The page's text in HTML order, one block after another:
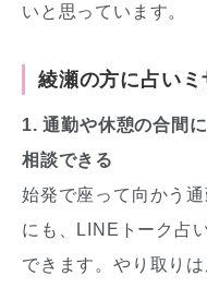
いと思っています。
綾瀬の方に占い
1. 通勤や休憩の合間
相談できる
始発で座って向かう
にも、LINEトーク占
できます。やり取り